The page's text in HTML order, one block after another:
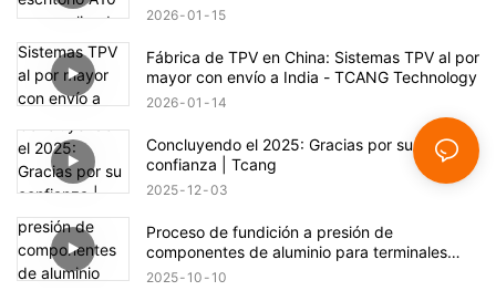
2026 01 15
Fábrica de TPV en China: Sistemas TPV al por
mayor con envío a India - TCANG Technology
2026 01 14
Concluyendo el 2025: Gracias por su
confianza | Tcang
2025 12 03
Proceso de fundición a presión de
componentes de aluminio para terminales
POS
2025 10 10